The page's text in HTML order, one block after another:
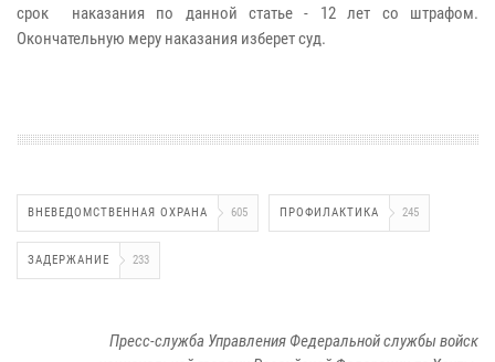
срок наказания по данной статье - 12 лет со штрафом.
Окончательную меру наказания изберет суд.
ВНЕВЕДОМСТВЕННАЯ ОХРАНА 605 ПРОФИЛАКТИКА 245
ЗАДЕРЖАНИЕ 233
Пресс-служба Управления Федеральной службы войск